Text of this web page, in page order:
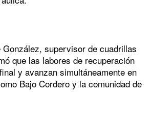
supervisor de cuadrillas
que las labores de recuperación
y avanzan simultáneamente en
Bajo Cordero y la comunidad de